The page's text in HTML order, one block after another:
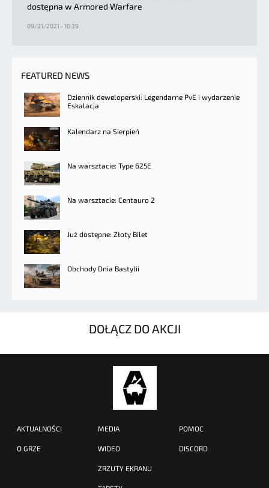
dostępna w Armored Warfare
09/21/2021 - 10:39
FEATURED NEWS
Dziennik deweloperski: Legendarne PvE i wydarzenie
Eskalacja
Kalendarz na Sierpień
Na warsztacie: Type 625E
Na warsztacie: Centauro 2
Już dostępne: Złoty Bilet
Obchody Dnia Bastylii
DOŁĄCZ DO AKCJI
AKTUALNOŚCI
O GRZE
MEDIA
WIDEO
ZRZUTY EKRANU
POMOC
DISCORD